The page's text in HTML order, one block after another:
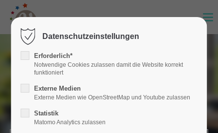
Datenschutzeinstellungen
Erforderlich*
Notwendige Cookies zulassen damit die Website korrekt
funktioniert
Externe Medien
Externe Medien wie OpenStreetMap und Youtube zulassen
Statistik
Matomo Analytics zulassen